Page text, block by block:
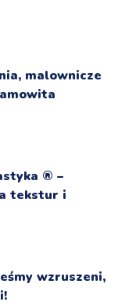
malownicze
®️ –
tekstur i
wzruszeni,